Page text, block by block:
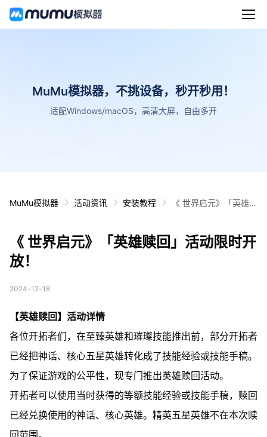
MuMu模拟器，不挑设备，秒开秒用！
适配Windows/macOS，高清大屏，自由多开
MuMu模拟器 活动资讯 安装教程
《 世界启元》「英雄赎
《 世界启元》「英雄赎回」活动限时开
放！
2024-12-18
【英雄赎回】活动详情
各位开拓者们，在至臻英雄和璀璨技能推出前，部分开拓者
已经把神话、核心五星英雄转化成了技能经验或技能手稿。
为了保证游戏的公平性，现专门推出英雄赎回活动。
开拓者可以使用当时获得的等额技能经验或技能手稿，赎回
已经兑换使用的神话、核心英雄。精英五星英雄不在本次赎
回范围。